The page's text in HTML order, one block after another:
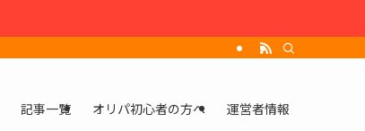
記事一覧 オリパ初心者の方へ 運営者情報